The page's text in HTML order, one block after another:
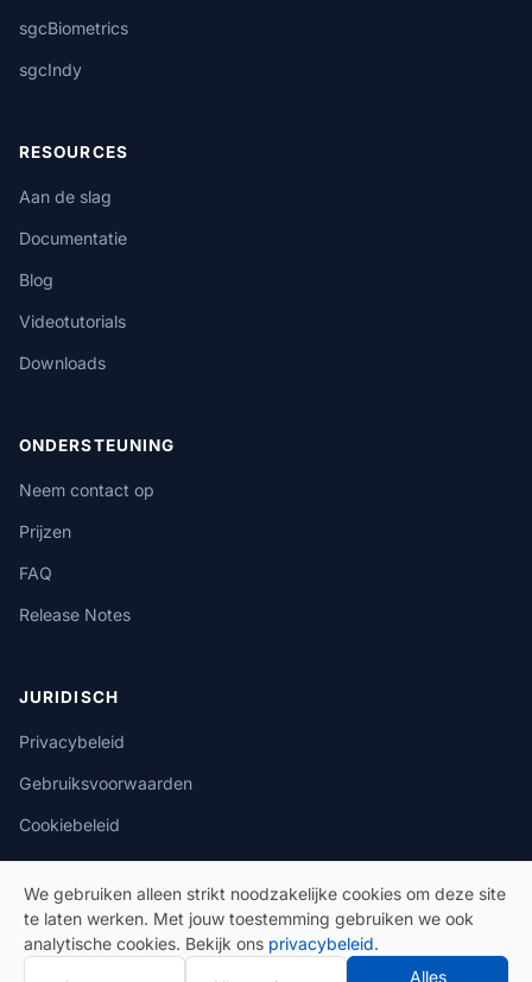
sgcBiometrics
sgcIndy
RESOURCES
Aan de slag
Documentatie
Blog
Videotutorials
Downloads
ONDERSTEUNING
Neem contact op
Prijzen
FAQ
Release Notes
JURIDISCH
Privacybeleid
Gebruiksvoorwaarden
Cookiebeleid
© 2026 eSeGeCe. Alle rechten voorbehouden.
We gebruiken alleen strikt noodzakelijke cookies om deze site
te laten werken. Met jouw toestemming gebruiken we ook
analytische cookies. Bekijk ons privacybeleid.
Alles